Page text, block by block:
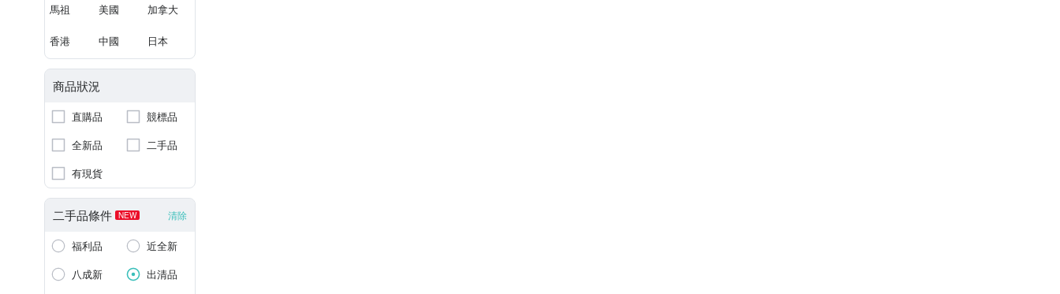
馬祖 美國 加拿大
香港 中國 日本
商品狀況
直購品
競標品
全新品
二手品
有現貨
二手品條件 NEW 清除
福利品
近全新
八成新
出清品